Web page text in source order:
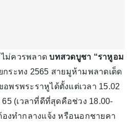
ม่ควรพลาด บทสวดบูชา “ราหูอม
ระทง 2565 สายมูห้ามพลาดเด็ด
พรพระราหูได้ตั้งแต่เวลา 15.02
(เวลาที่ดีที่สุดคือช่วง 18.00-
งทำกลางแจ้ง หรือนอกชายคา